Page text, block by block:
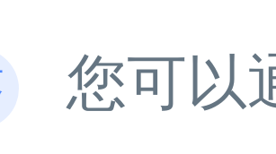
您可以